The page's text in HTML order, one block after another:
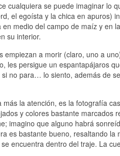
cualquiera se puede imaginar lo
el egoísta y la chica en apuros)
medio del campo de maíz y en
su interior.
empiezan a morir (claro, uno a
les persigue un espantapájaros
no para… lo siento, además de
más la atención, es la fotografía
y colores bastante marcados
imagino que alguno habrá
es bastante bueno, resaltando
encuentra dentro del traje. La